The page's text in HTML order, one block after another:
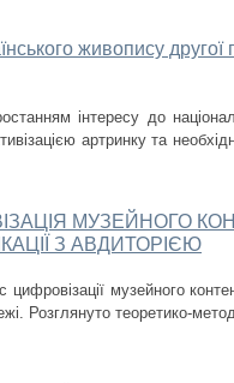
живопису другої
інтересу до
артринку та
МУЗЕЙНОГО
З АВДИТОРІЄЮ
музейного
Розглянуто теоретико-